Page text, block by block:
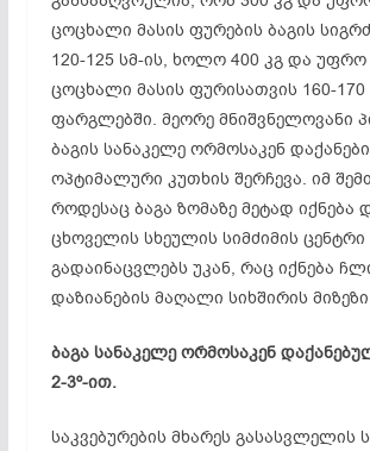
ცოცხალი მასის ფურების ბაგის
120-125 სმ-ის, ხოლო 400 კგ და
ცოცხალი მასის ფურისათვის 160-170
ფარგლებში. მეორე მნიშვნელოვანი
ბაგის სანაკელე ორმოსაკენ
ოპტიმალური კუთხის შერჩევა. იმ
როდესაც ბაგა ზომაზე მეტად იქნება
ცხოველის სხეულის სიმძიმის ცენტრი
გადაინაცვლებს უკან, რაც იქნება
დაზიანების მაღალი სიხშირის
ბაგა სანაკელე ორმოსაკენ
2-3º-ით.
საკვებურების მხარეს გასასვლელის